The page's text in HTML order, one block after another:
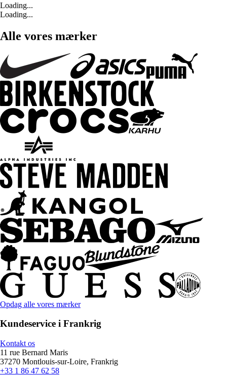
Loading...
Loading...
Alle vores mærker
Opdag alle vores mærker
Kundeservice i Frankrig
Kontakt os
11 rue Bernard Maris
37270 Montlouis-sur-Loire, Frankrig
+33 1 86 47 62 58